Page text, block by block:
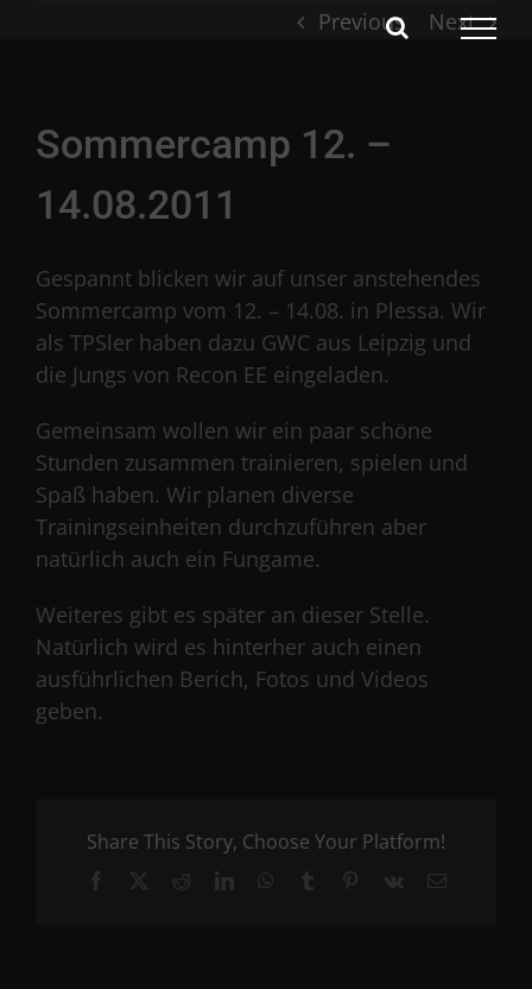
Previous Next
Sommercamp 12. –
14.08.2011
Gespannt blicken wir auf unser anstehendes
Sommercamp vom 12. – 14.08. in Plessa. Wir
als TPSler haben dazu GWC aus Leipzig und
die Jungs von Recon EE eingeladen.
Gemeinsam wollen wir ein paar schöne
Stunden zusammen trainieren, spielen und
Spaß haben. Wir planen diverse
Trainingseinheiten durchzuführen aber
natürlich auch ein Fungame.
Weiteres gibt es später an dieser Stelle.
Natürlich wird es hinterher auch einen
ausführlichen Berich, Fotos und Videos
geben.
Share This Story, Choose Your Platform!
Facebook RedditLinkedInWhatsApp
Tumblr Pinterest
Vk Email